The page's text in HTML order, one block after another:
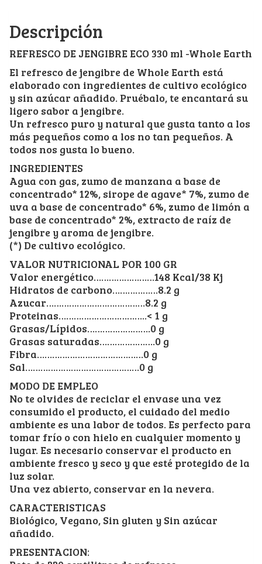
Descripción
REFRESCO DE JENGIBRE ECO 330 ml -Whole Earth
El refresco de jengibre de Whole Earth está
elaborado con ingredientes de cultivo ecológico
y sin azúcar añadido. Pruébalo, te encantará su
ligero sabor a jengibre.
Un refresco puro y natural que gusta tanto a los
más pequeños como a los no tan pequeños. A
todos nos gusta lo bueno.
INGREDIENTES
Agua con gas, zumo de manzana a base de
concentrado* 12%, sirope de agave* 7%, zumo de
uva a base de concentrado* 6%, zumo de limón a
base de concentrado* 2%, extracto de raíz de
jengibre y aroma de jengibre.
(*) De cultivo ecológico.
VALOR NUTRICIONAL POR 100 GR
Valor energético……………………148 Kcal/38 Kj
Hidratos de carbono………………8.2 g
Azucar…………………………………8.2 g
Proteinas……………………………..< 1 g
Grasas/Lípidos…………………….0 g
Grasas saturadas………………….0 g
Fibra……………………………………0 g
Sal………………………………………0 g
MODO DE EMPLEO
No te olvides de reciclar el envase una vez
consumido el producto, el cuidado del medio
ambiente es una labor de todos. Es perfecto para
tomar frío o con hielo en cualquier momento y
lugar. Es necesario conservar el producto en
ambiente fresco y seco y que esté protegido de la
luz solar.
Una vez abierto, conservar en la nevera.
CARACTERISTICAS
Biológico, Vegano, Sin gluten y Sin azúcar
añadido.
PRESENTACION: